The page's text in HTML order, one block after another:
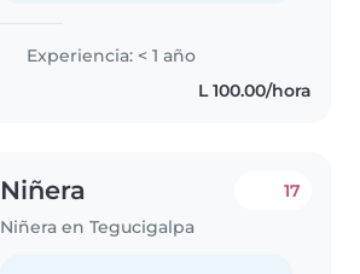
Experiencia: < 1 año
L 100.00/hora
Niñera
Niñera en Tegucigalpa
17